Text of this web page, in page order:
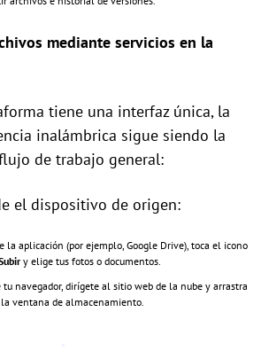
mediante servicios en la
tiene una interfaz única, la
inalámbrica sigue siendo la
de trabajo general:
el dispositivo de origen:
la aplicación (por ejemplo, Google Drive), toca el icono
y elige tus fotos o documentos.
tu navegador, dirígete al sitio web de la nube y arrastra
ventana de almacenamiento.